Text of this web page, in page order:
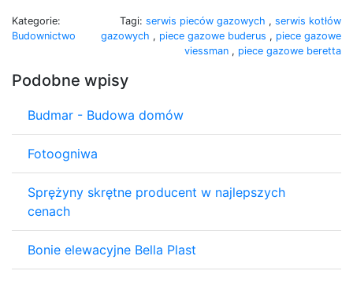
Kategorie:
Budownictwo
Tagi: serwis pieców gazowych , serwis kotłów
gazowych , piece gazowe buderus , piece gazowe
viessman , piece gazowe beretta
Podobne wpisy
Budmar - Budowa domów
Fotoogniwa
Sprężyny skrętne producent w najlepszych
cenach
Bonie elewacyjne Bella Plast